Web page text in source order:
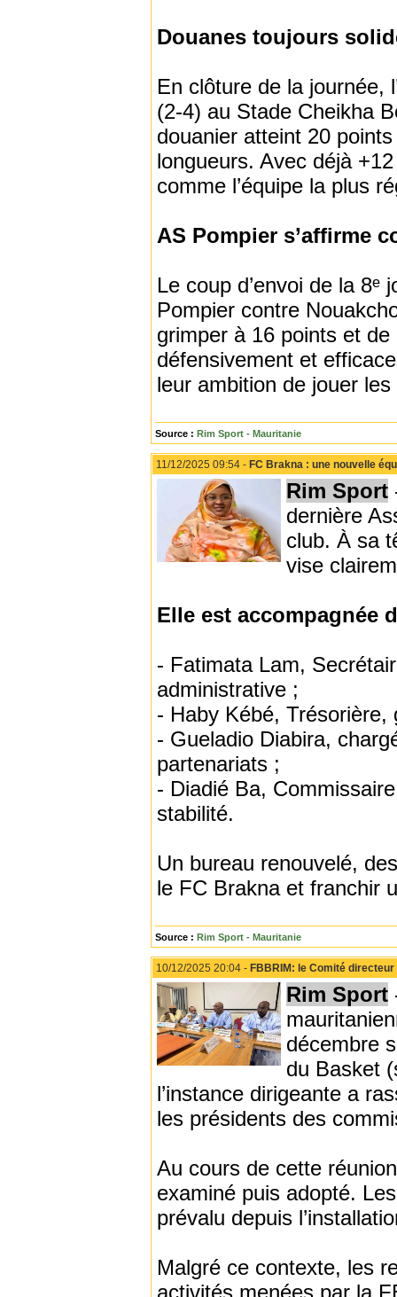
Douanes toujours
En clôture de la journée,
(2-4) au Stade Cheikha
douanier atteint 20
longueurs. Avec déjà
comme l’équipe la plus
AS Pompier s’affirme
Le coup d’envoi de la 8ᵉ
Pompier contre
grimper à 16 points et
défensivement et
leur ambition de jouer
Source : Rim Sport - Mauritanie
11/12/2025 09:54 - FC Brakna : une nouvelle
Rim Sport
dernière
club. À sa
vise
Elle est accompagnée
- Fatimata Lam,
administrative ;
- Haby Kébé, Trésorière,
- Gueladio Diabira,
partenariats ;
- Diadié Ba,
stabilité.
Un bureau renouvelé,
le FC Brakna et franchir
Source : Rim Sport - Mauritanie
10/12/2025 20:04 - FBBRIM: le Comité
Rim Sport
décembre
du Basket
l’instance dirigeante a
les présidents des
Au cours de cette
examiné puis adopté.
prévalu depuis
Malgré ce contexte, les
activités menées par la